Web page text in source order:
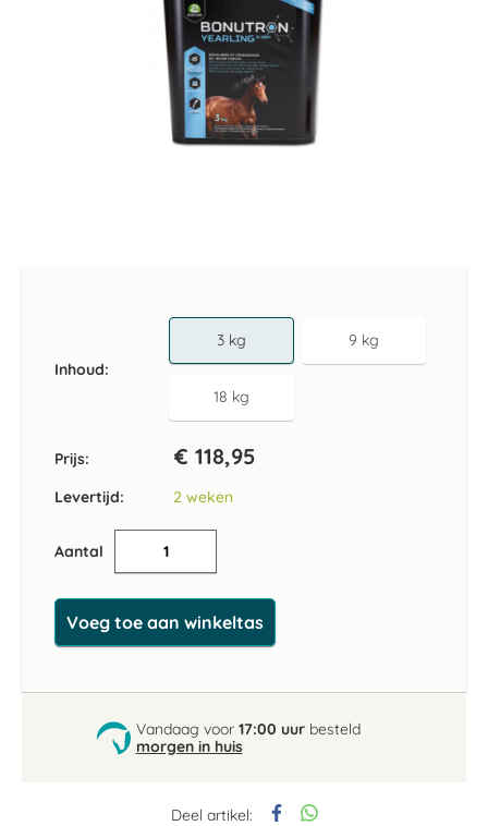
Deel artikel:
Inhoud
3 kg 9 kg
18 kg
Prijs: € 118,95
Levertijd: 2 weken
Aantal
Voeg toe aan winkeltas
Vandaag voor 17:00 uurbesteld
morgen in huis
afbeeldingen-